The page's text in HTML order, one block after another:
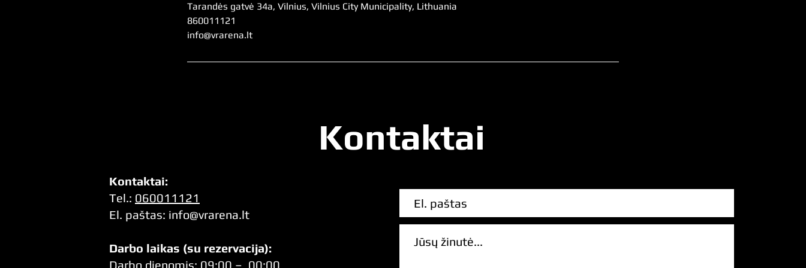
n
Tarandės gatvė 34a, Vilnius, Vilnius City Municipality, Lithuania
860011121
info@vrarena.lt
Kontaktai
Kontaktai:
Tel.: 060011121
El. paštas: info@vrarena.lt
Darbo laikas (su rezervacija):
Darbo dienomis: 09:00 – 00:00